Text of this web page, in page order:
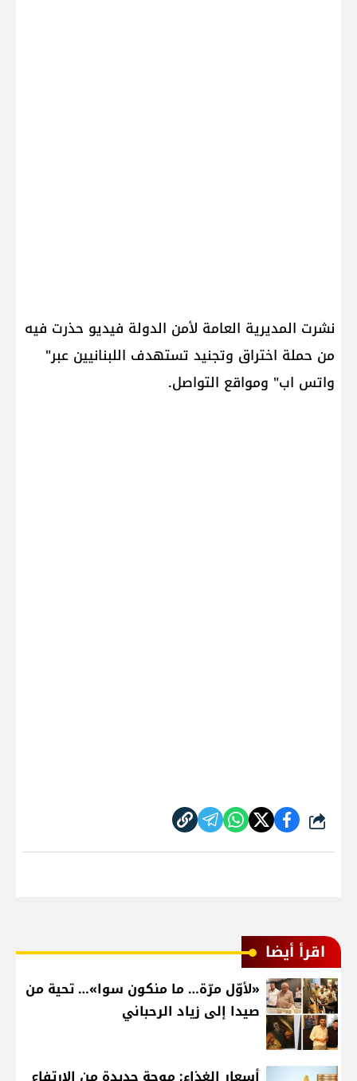
نشرت ​المديرية العامة لأمن الدولة​ فيديو حذرت فيه
من حملة اختراق وتجنيد تستهدف اللبنانيين عبر"
واتس اب" ومواقع التواصل.
شارك
اقرأ أيضا
«لأوّل مرّة… ما منكون سوا»… تحية من
صيدا إلى زياد الرحباني